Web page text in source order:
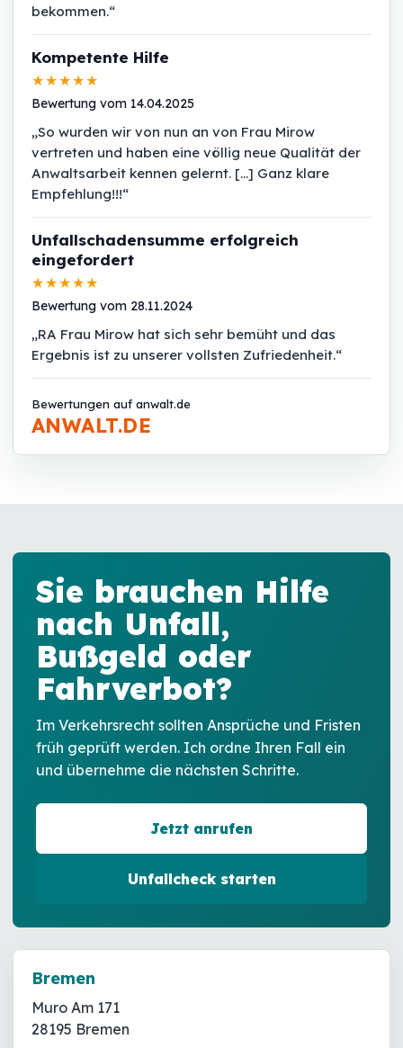
bekommen.“
Kompetente Hilfe
★★★★★
Bewertung vom 14.04.2025
„So wurden wir von nun an von Frau Mirow
vertreten und haben eine völlig neue Qualität der
Anwaltsarbeit kennen gelernt. [...] Ganz klare
Empfehlung!!!“
Unfallschadensumme erfolgreich
eingefordert
★★★★★
Bewertung vom 28.11.2024
„RA Frau Mirow hat sich sehr bemüht und das
Ergebnis ist zu unserer vollsten Zufriedenheit.“
Bewertungen auf anwalt.de
ANWALT.DE
Sie brauchen Hilfe
nach Unfall,
Bußgeld oder
Fahrverbot?
Im Verkehrsrecht sollten Ansprüche und Fristen
früh geprüft werden. Ich ordne Ihren Fall ein
und übernehme die nächsten Schritte.
Jetzt anrufen
Unfallcheck starten
Bremen
Muro Am 171
28195 Bremen